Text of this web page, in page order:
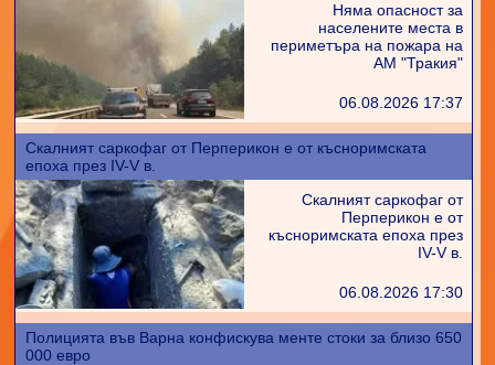
Няма опасност за
населените места в
периметъра на пожара на
АМ "Тракия"
06.08.2026 17:37
Скалният саркофаг от Перперикон е от късноримската
епоха през IV-V в.
Скалният саркофаг от
Перперикон е от
късноримската епоха през
IV-V в.
06.08.2026 17:30
Полицията във Варна конфискува менте стоки за близо 650
000 евро